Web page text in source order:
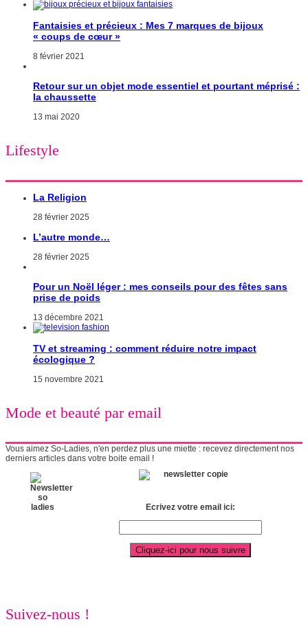
Fantaisies et précieux : Mes 7 marques de bijoux
« coups de cœur »
8 février 2021
Retour sur un objet mode essentiel et pourtant méprisé :
la chaussette
13 mai 2020
Lifestyle
La Religion
28 février 2025
L’autre monde…
28 février 2025
Pour un Noël léger : mes conseils pour des fêtes sans
prise de poids
13 décembre 2021
TV et streaming : comment réduire notre impact
écologique ?
15 novembre 2021
Mode et beauté par email
Vous aimez So-Ladies, n'en perdez plus une miette : recevez directement nos
derniers articles dans votre boite email !
Ecrivez votre email ici:
Suivez-nous !